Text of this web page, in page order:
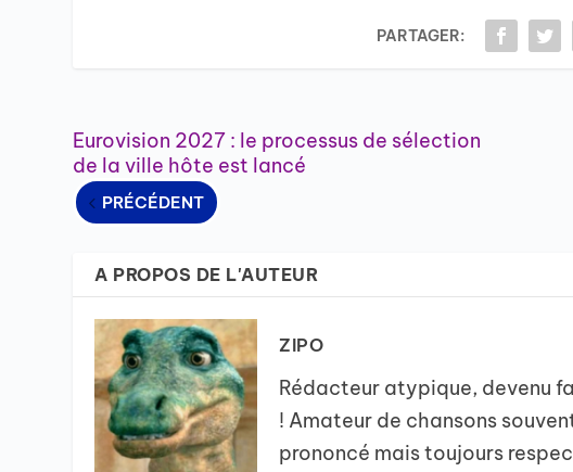
PARTAGER:
Eurovision 2027 : le processus de sélection
de la ville hôte est lancé
PRÉCÉDENT
A PROPOS DE L'AUTEUR
ZIPO
Rédacteur atypique, devenu
! Amateur de chansons
prononcé mais toujours